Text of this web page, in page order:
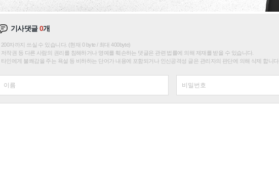
기사댓글0개
200자까지 쓰실 수 있습니다. (현재 0 byte / 최대 400byte)
저작권 등 다른 사람의 권리를 침해하거나 명예를 훼손하는 댓글은 관련 법률에 의해 제재를 받을 수 있습니다.
타인에게 불쾌감을 주는 욕설 등 비하하는 단어가 내용에 포함되거나 인신공격성 글은 관리자의 판단에 의해 삭제 합니다.